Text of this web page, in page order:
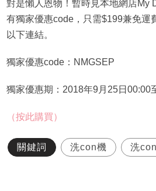
對是懶人恩物！暫時見本地網店My
有獨家優惠code，只需$199兼免運
以下連結。
獨家優惠code：NMGSEP
獨家優惠期：2018年9月25日00:00
（按此購買）
關鍵詞 洗con機 洗con